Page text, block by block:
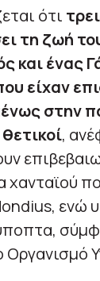
ότι
τη ζωή
και ένας
είχαν
στην
,
χανταϊού
ενώ
Οργανισμό